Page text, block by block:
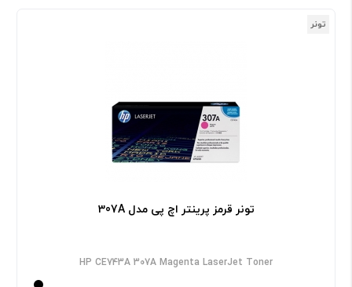
تونر
تونر قرمز پرینتر اچ پی مدل 307A
HP CE743A 307A Magenta LaserJet Toner